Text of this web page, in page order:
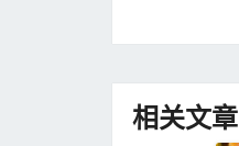
相关文章